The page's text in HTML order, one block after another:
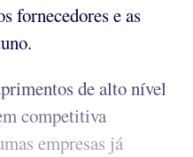
fornecedores e as
de alto nível
competitiva
empresas já